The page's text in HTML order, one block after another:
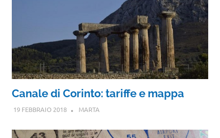
Canale di Corinto: tariffe e mappa
19 FEBBRAIO 2018 MARTA